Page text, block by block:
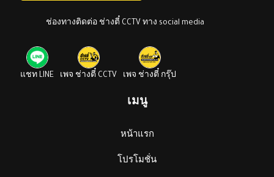
ช่องทางติดต่อ ช่างตี๋ CCTV ทาง social media
แชท LINE เพจ ช่างตี๋ CCTV เพจ ช่างตี๋ กรุ๊ป
เมนู
หน้าแรก
โปรโมชั่น